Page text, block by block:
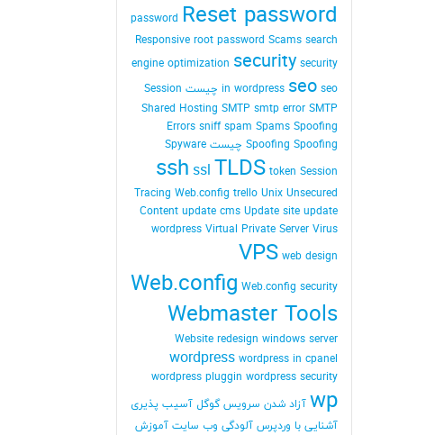
password Reset password
Responsive root password Scams search
engine optimization security security
in wordpress seo seo چیست
Session
Shared Hosting SMTP smtp error SMTP
Errors sniff spam Spams Spoofing
Spoofing Spoofing چیست
Spyware
ssh ssl TLDS token Session
Tracing Web.config trello Unix Unsecured
Content update cms Update site update
wordpress Virtual Private Server Virus
VPS web design
Web.config Web.config security
Webmaster Tools
Website redesign windows server
wordpress wordpress in cpanel
wordpress pluggin wordpress security
wp آزاد شدن سرویس گوگل آسیب پذیری
آشنایی با وردپرس آلودگی وب سایت آموزش